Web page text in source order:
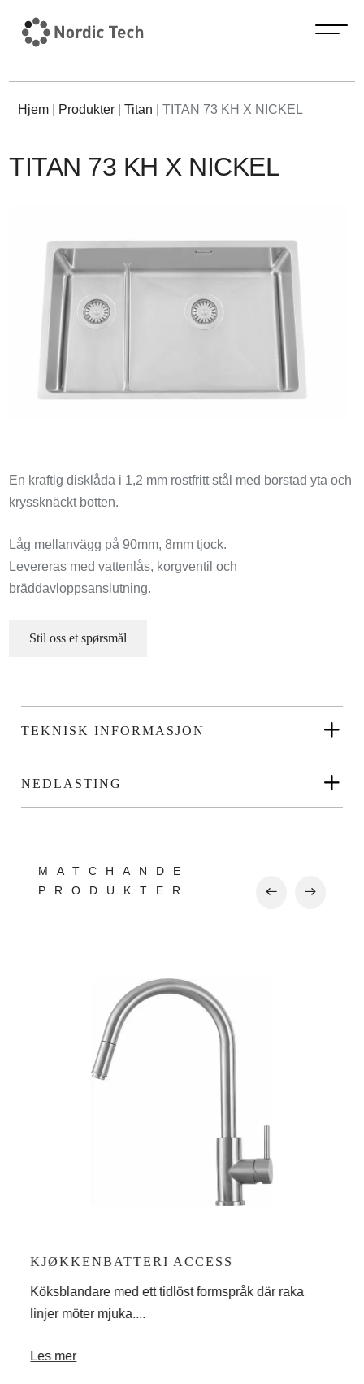
Hjem| Produkter| Titan TITAN 73 KH X NICKEL
TITAN 73 KH X NICKEL
En kraftig disklåda i 1,2 mm rostfritt stål med borstad yta och
kryssknäckt botten.
Låg mellanvägg på 90mm, 8mm tjock.
Levereras med vattenlås, korgventil och
bräddavloppsanslutning.
Stil oss et spørsmål
TEKNISK INFORMASJON
NEDLASTING
MATCHANDE
PRODUKTER
KJØKKENBATTERI ACCESS
Köksblandare med ett tidlöst formspråk där raka
linjer möter mjuka....
Les mer